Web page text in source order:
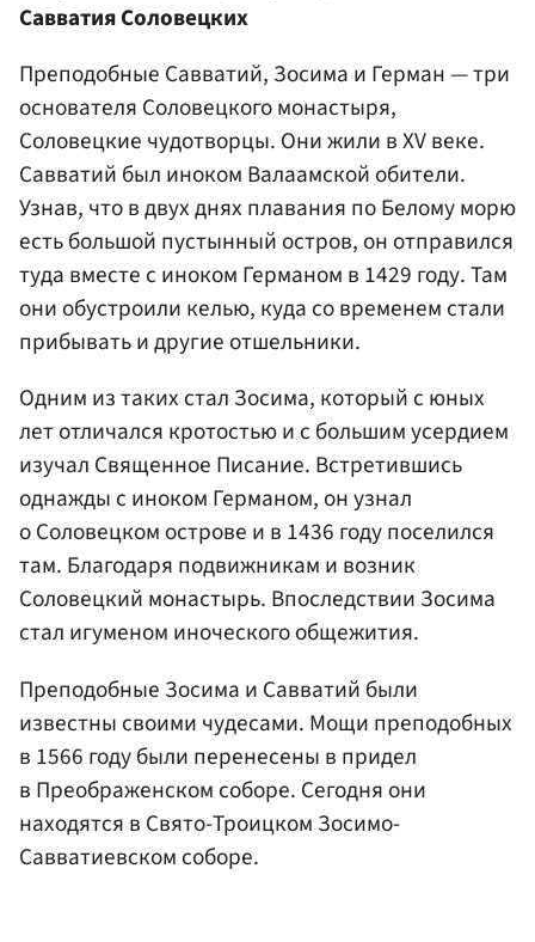
Савватия Соловецких
Преподобные Савватий, Зосима и Герман — три
основателя Соловецкого монастыря,
Соловецкие чудотворцы. Они жили в XV веке.
Савватий был иноком Валаамской обители.
Узнав, что в двух днях плавания по Белому морю
есть большой пустынный остров, он отправился
туда вместе с иноком Германом в 1429 году. Там
они обустроили келью, куда со временем стали
прибывать и другие отшельники.
Одним из таких стал Зосима, который с юных
лет отличался кротостью и с большим усердием
изучал Священное Писание. Встретившись
однажды с иноком Германом, он узнал
о Соловецком острове и в 1436 году поселился
там. Благодаря подвижникам и возник
Соловецкий монастырь. Впоследствии Зосима
стал игуменом иноческого общежития.
Преподобные Зосима и Савватий были
известны своими чудесами. Мощи преподобных
в 1566 году были перенесены в придел
в Преображенском соборе. Сегодня они
находятся в Свято-Троицком Зосимо-
Савватиевском соборе.